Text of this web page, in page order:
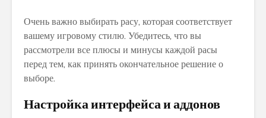
Очень важно выбирать расу, которая соответствует
вашему игровому стилю. Убедитесь, что вы
рассмотрели все плюсы и минусы каждой расы
перед тем, как принять окончательное решение о
выборе.
Настройка интерфейса и аддонов